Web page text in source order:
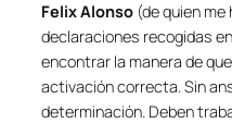
Felix Alonso (de quien
declaraciones recogidas
encontrar la manera de
activación correcta. Sin
determinación. Deben